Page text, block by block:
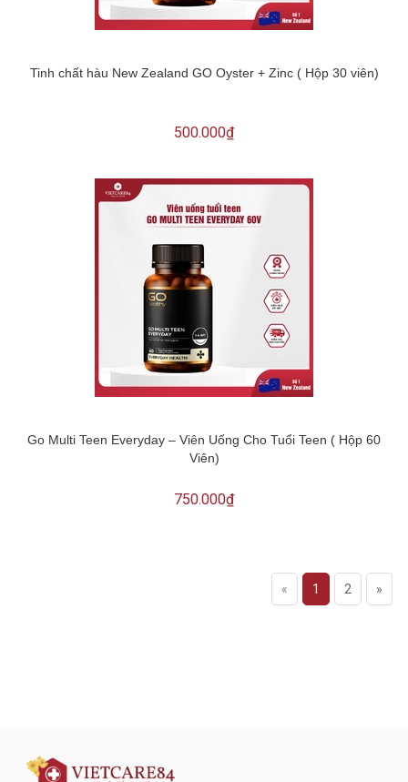
Tinh chất hàu New Zealand GO Oyster + Zinc ( Hộp 30 viên)
500.000₫
Go Multi Teen Everyday – Viên Uống Cho Tuổi Teen ( Hộp 60
Viên)
750.000₫
« 1 2 »